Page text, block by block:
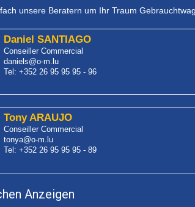
unsere Beratern um Ihr Traum
Daniel SANTIAGO
Conseiller Commercial
daniels@o-m.lu
Tel: +352 26 95 95 95 - 96
Tony ARAUJO
Conseiller Commercial
tonya@o-m.lu
Tel: +352 26 95 95 95 - 89
Anzeigen